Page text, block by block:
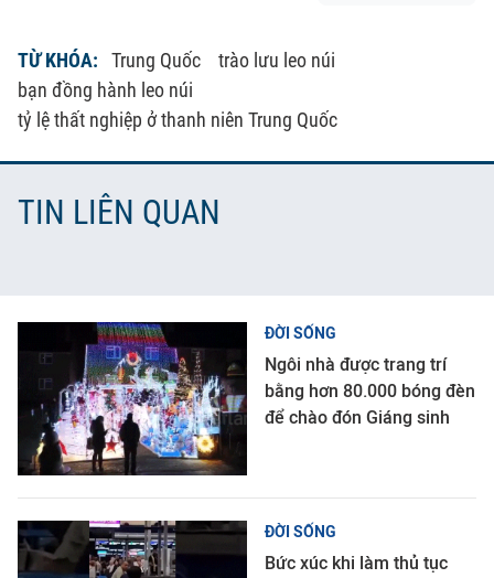
TỪ KHÓA: Trung Quốc
trào lưu leo núi
bạn đồng hành leo núi
tỷ lệ thất nghiệp ở thanh niên Trung Quốc
TIN LIÊN QUAN
ĐỜI SỐNG
Ngôi nhà được trang trí
bằng hơn 80.000 bóng đèn
để chào đón Giáng sinh
ĐỜI SỐNG
Bức xúc khi làm thủ tục